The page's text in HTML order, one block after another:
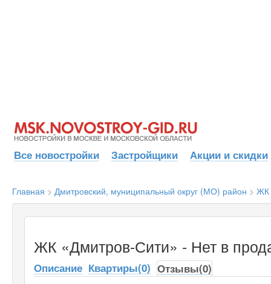
Все новостройки Застройщики Акции и скидки
Главная > Дмитровский, муниципальный округ (МО) район > ЖК
ЖК «Дмитров-Сити» - Нет в
Описание Квартиры(0) Отзывы(0)